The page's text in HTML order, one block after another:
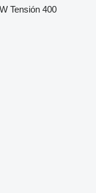
Tensión 400